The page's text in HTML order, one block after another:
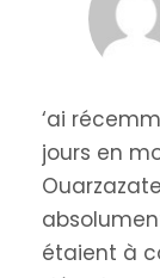
‘ai
jours en
étaient à